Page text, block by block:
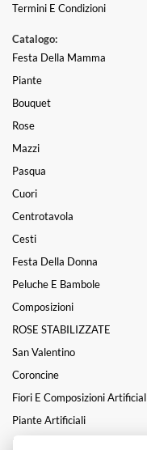
Termini E Condizioni
Catalogo:
Festa Della Mamma
Piante
Bouquet
Rose
Mazzi
Pasqua
Cuori
Centrotavola
Cesti
Festa Della Donna
Peluche E Bambole
Composizioni
ROSE STABILIZZATE
San Valentino
Coroncine
Fiori E Composizioni Artificial
Piante Artificiali
Funebre